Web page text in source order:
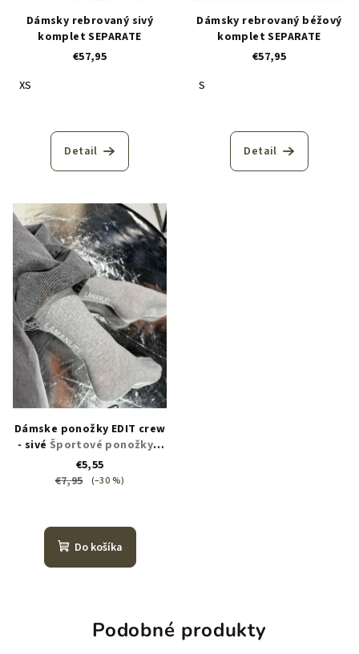
Dámsky rebrovaný sivý
komplet SEPARATE
€57,95
XS
Detail
Dámsky rebrovaný béžový
komplet SEPARATE
€57,95
S
Detail
Dámske ponožky EDIT crew
- sivé Športové ponožky s
kontrastným logom
€5,55
€7,95
(–30 %)
Do košíka
Podobné produkty